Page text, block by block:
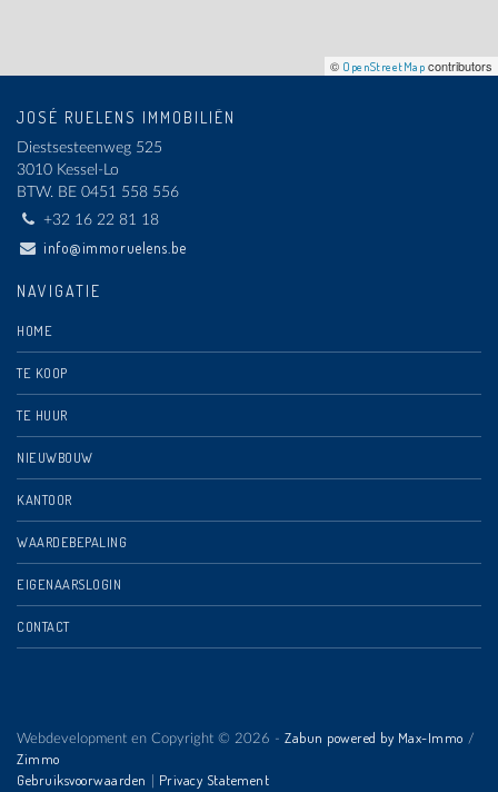
© OpenStreetMap contributors
JOSÉ RUELENS IMMOBILIËN
Diestsesteenweg 525
3010 Kessel-Lo
BTW. BE 0451 558 556
+32 16 22 81 18
info@immoruelens.be
NAVIGATIE
HOME
TE KOOP
TE HUUR
NIEUWBOUW
KANTOOR
WAARDEBEPALING
EIGENAARSLOGIN
CONTACT
Webdevelopment en Copyright © 2026 - Zabun powered by Max-Immo /
Zimmo
Gebruiksvoorwaarden
Privacy Statement